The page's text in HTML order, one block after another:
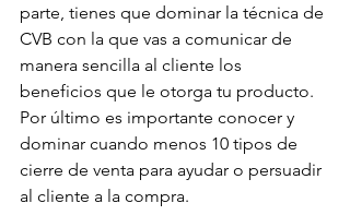
parte, tienes que dominar la técnica de
CVB con la que vas a comunicar de
manera sencilla al cliente los
beneficios que le otorga tu producto.
Por último es importante conocer y
dominar cuando menos 10 tipos de
cierre de venta para ayudar o persuadir
al cliente a la compra.